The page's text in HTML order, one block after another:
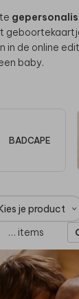
in de online
baby.
BADCAPE
je product
… items